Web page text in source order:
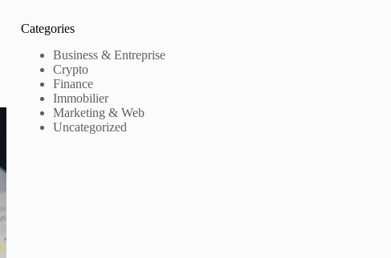
Categories
Business & Entreprise
Crypto
Finance
Immobilier
Marketing & Web
Uncategorized